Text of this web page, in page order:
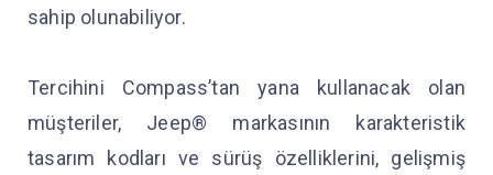
sahip olunabiliyor.
Tercihini Compass’tan yana kullanacak olan
müşteriler, Jeep® markasının karakteristik
tasarım kodları ve sürüş özelliklerini, gelişmiş